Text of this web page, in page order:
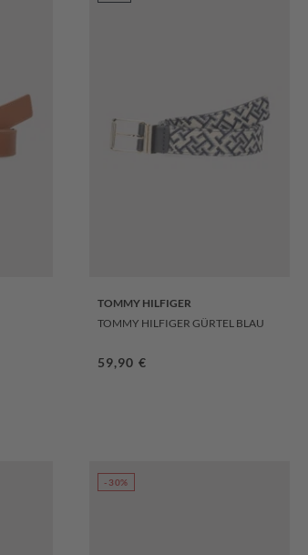
TOMMY HILFIGER
TOMMY HILFIGER GÜRTEL BLAU
Regulärer Preis:
59,90 €
-30%